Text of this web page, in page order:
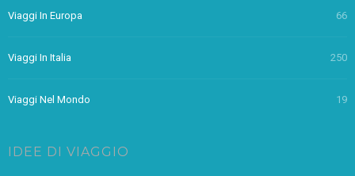
Viaggi In Europa 66
Viaggi In Italia 250
Viaggi Nel Mondo 19
IDEE DI VIAGGIO